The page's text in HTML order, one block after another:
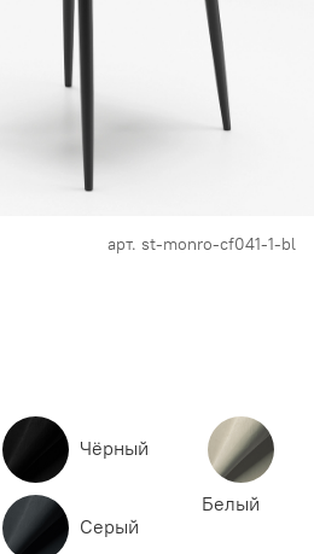
арт. st-monro-cf041-1-bl
Чёрный
Серый
Белый